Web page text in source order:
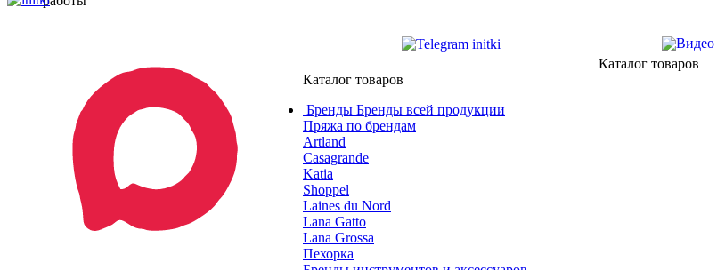
Каталог товаров
Каталог товаров
Бренды Бренды всей продукции
Пряжа по брендам
Artland
Casagrande
Katia
Shoppel
Laines du Nord
Lana Gatto
Lana Grossa
Пехорка